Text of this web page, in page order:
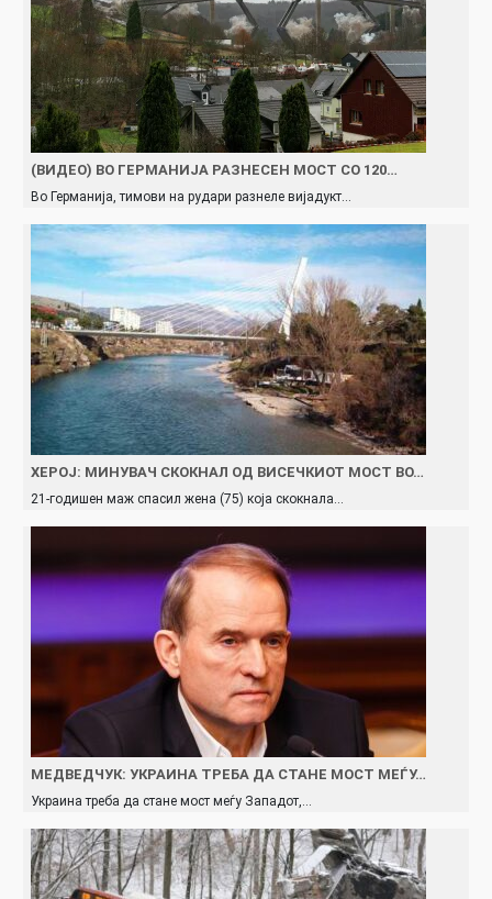
(ВИДЕО) ВО ГЕРМАНИЈА РАЗНЕСЕН МОСТ СО 120…
Во Германија, тимови на рудари разнеле вијадукт…
ХЕРОЈ: МИНУВАЧ СКОКНАЛ ОД ВИСЕЧКИОТ МОСТ ВО…
21-годишен маж спасил жена (75) која скокнала…
МЕДВЕДЧУК: УКРАИНА ТРЕБА ДА СТАНЕ МОСТ МЕЃУ…
Украина треба да стане мост меѓу Западот,…